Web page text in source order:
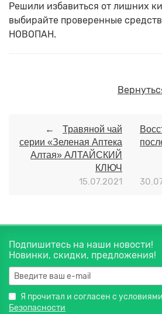
Решили избавиться от лишних
выбирайте проверенные
НОВОПАН.
Травяной чай
серии «Зеленая Аптека
Алтая» АЛТАЙСКИЙ
КЛЮЧ
15.07.2021
Подпишитесь на наши новости!
Новинки, скидки, предложения!
Я прочитал и согласен с условиями
Безопасности